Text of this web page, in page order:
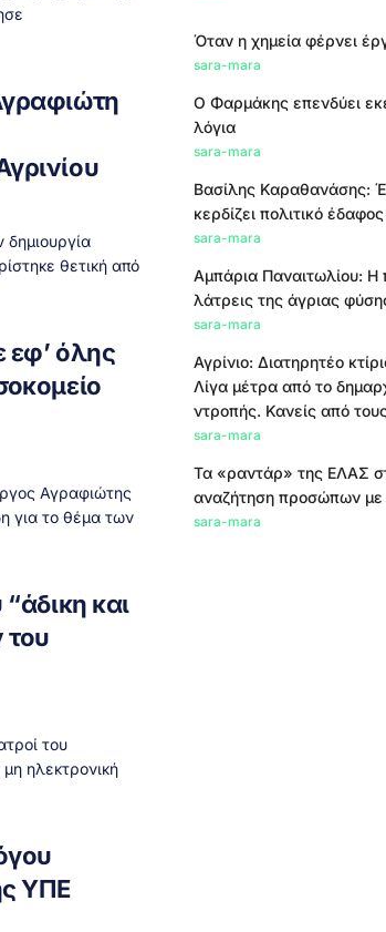
θετική από
εφ’ όλης
Αγραφιώτης
για το θέμα των
και
του
του
ηλεκτρονική
ΥΠΕ
Όταν η χημεία φέρνει
sara-mara
Ο Φαρμάκης επενδύει
λόγια
sara-mara
Βασίλης Καραθανάσης:
κερδίζει πολιτικό έδαφος
sara-mara
Αμπάρια Παναιτωλίου: Η
λάτρεις της άγριας
sara-mara
Αγρίνιο: Διατηρητέο
Λίγα μέτρα από το
ντροπής. Κανείς από
sara-mara
Τα «ραντάρ» της ΕΛΑΣ
αναζήτηση προσώπων με
sara-mara